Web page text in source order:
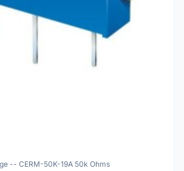
-- CERM-50K-19A 50k Ohms